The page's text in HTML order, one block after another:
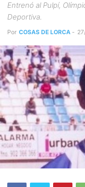
Entrenó al Pulpí,
Deportiva.
Por COSAS DE LORCA -